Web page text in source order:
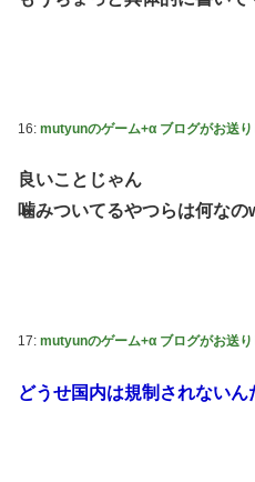
16: mutyunのゲーム+α ブログがお送り
良いことじゃん
噛みついてるやつらは何なの
17: mutyunのゲーム+α ブログがお送り
どうせ国内は規制されないん